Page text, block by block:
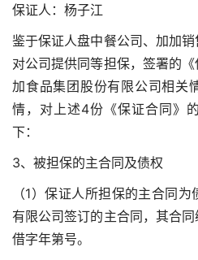
保证人：杨子江
鉴于保证人盘中餐公司、加加
对公司提供同等担保，签署的
加食品集团股份有限公司相关
情，对上述4份《保证合同》
下：
3、被担保的主合同及债权
（1）保证人所担保的主合同
有限公司签订的主合同，其合同
借字年第号。